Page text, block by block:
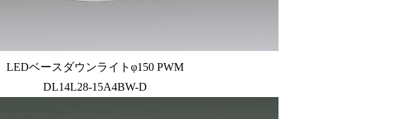
LEDベースダウンライトφ150 PWM
DL14L28-15A4BW-D